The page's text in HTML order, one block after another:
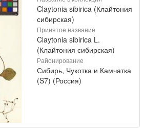
Claytonia sibirica (Клайтония
сибирская)
Принятое название
Claytonia sibirica L.
(Клайтония сибирская)
Районирование
Сибирь, Чукотка и Камчатка
(S7) (Россия)